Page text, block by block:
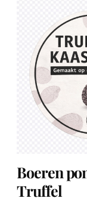
Boeren
Truffel